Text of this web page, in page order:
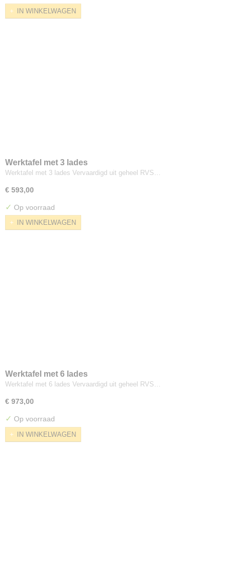
IN WINKELWAGEN
Werktafel met 3 lades
Werktafel met 3 lades Vervaardigd uit geheel RVS…
€ 593,00
✓ Op voorraad
IN WINKELWAGEN
Werktafel met 6 lades
Werktafel met 6 lades Vervaardigd uit geheel RVS…
€ 973,00
✓ Op voorraad
IN WINKELWAGEN